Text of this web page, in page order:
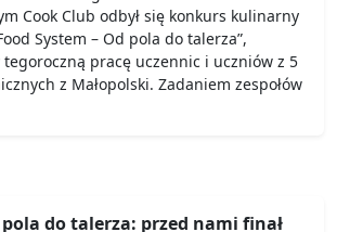
Cook Club odbył się konkurs kulinarny
System – Od pola do talerza”,
pracę uczennic i uczniów z 5
z Małopolski. Zadaniem zespołów
pola do talerza: przed nami finał